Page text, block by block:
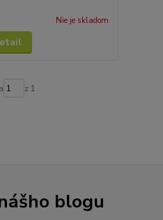
Nie je skladom
z 1
blogu